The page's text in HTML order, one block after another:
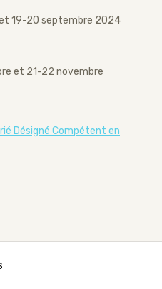
19-20 septembre 2024
et 21-22 novembre
Désigné Compétent en